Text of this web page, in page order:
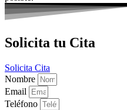
Solicita tu Cita
Solicita Cita
Nombre
Email
Teléfono